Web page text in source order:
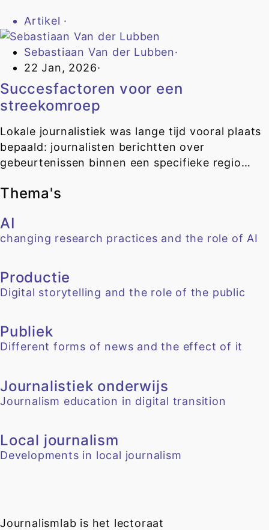
Artikel ·
Sebastiaan Van der Lubben·
22 Jan, 2026·
Succesfactoren voor een
streekomroep
Lokale journalistiek was lange tijd vooral plaats
bepaald: journalisten berichtten over
gebeurtenissen binnen een specifieke regio…
Thema's
AI
changing research practices and the role of AI
Productie
Digital storytelling and the role of the public
Publiek
Different forms of news and the effect of it
Journalistiek onderwijs
Journalism education in digital transition
Local journalism
Developments in local journalism
Journalismlab is het lectoraat